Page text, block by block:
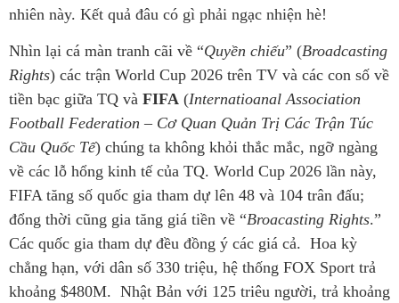
nhiên này. Kết quả đâu có gì phải ngạc nhiện hè!
Nhìn lại cá màn tranh cãi về “Quyền chiếu” (Broadcasting
Rights) các trận World Cup 2026 trên TV và các con số về
tiền bạc giữa TQ và FIFA (Internatioanal Association
Football Federation – Cơ Quan Quản Trị Các Trận Túc
Cầu Quốc Tế) chúng ta không khỏi thắc mắc, ngỡ ngàng
về các lỗ hổng kinh tế của TQ. World Cup 2026 lần này,
FIFA tăng số quốc gia tham dự lên 48 và 104 trân đấu;
đổng thời cũng gia tăng giá tiền về “Broacasting Rights.”
Các quốc gia tham dự đều đồng ý các giá cả. Hoa kỳ
chẳng hạn, với dân số 330 triệu, hệ thống FOX Sport trả
khoảng $480M. Nhật Bản với 125 triêu người, trả khoảng